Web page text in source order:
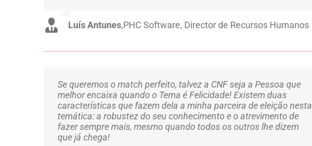
Luís Antunes,PHC Software, Director de Recursos Humanos
Se queremos o match perfeito, talvez a CNF seja a Pessoa que
melhor encaixa quando o Tema é Felicidade! Existem duas
características que fazem dela a minha parceira de eleição nesta
temática: a robustez do seu conhecimento e o atrevimento de
fazer sempre mais, mesmo quando todos os outros lhe dizem
que já chega!